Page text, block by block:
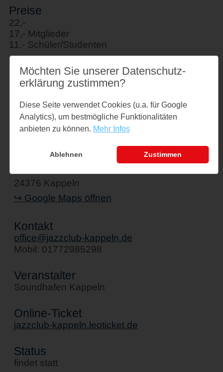
Preise
22,-
17,- Mitglieder
11,- Schüler/Studenten
Links
jazzclub-kappeln.leoticket.de
Hotel Stadt Kappeln
24376 Kappeln
↪ Google Maps öffnen
Kontakt
office@jazzclub-kappeln.de
Mobil: 01772985298
Veranstalter
Soundhafen Kappeln
Online-Ticket
jazzclub-kappeln.leoticket.de
Status
findet statt
Möchten Sie unserer Datenschutz­
erklärung zustimmen?
Diese Seite verwendet Cookies (u.a. für Google
Analytics), um bestmögliche Funktionalitäten
anbieten zu können. Mehr Infos
Ablehnen Zustimmen